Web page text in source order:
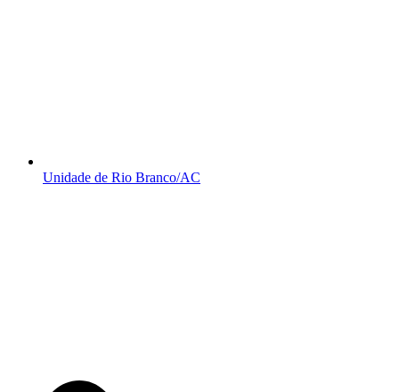
Unidade de Rio Branco/AC